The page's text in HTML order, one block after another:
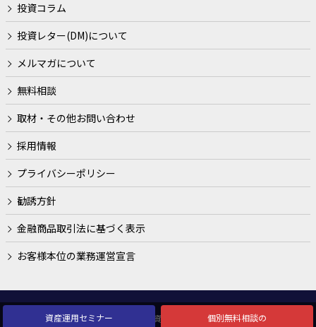
資産運用セミナー
個別無料相談の
投資コラム
投資レター(DM)について
メルマガについて
無料相談
取材・その他お問い合わせ
採用情報
プライバシーポリシー
勧誘方針
金融商品取引法に基づく表示
お客様本位の業務運営宣言
© 2026 株式会社ブルクアセット|資産運用・投資信託のご相談はIFAへ